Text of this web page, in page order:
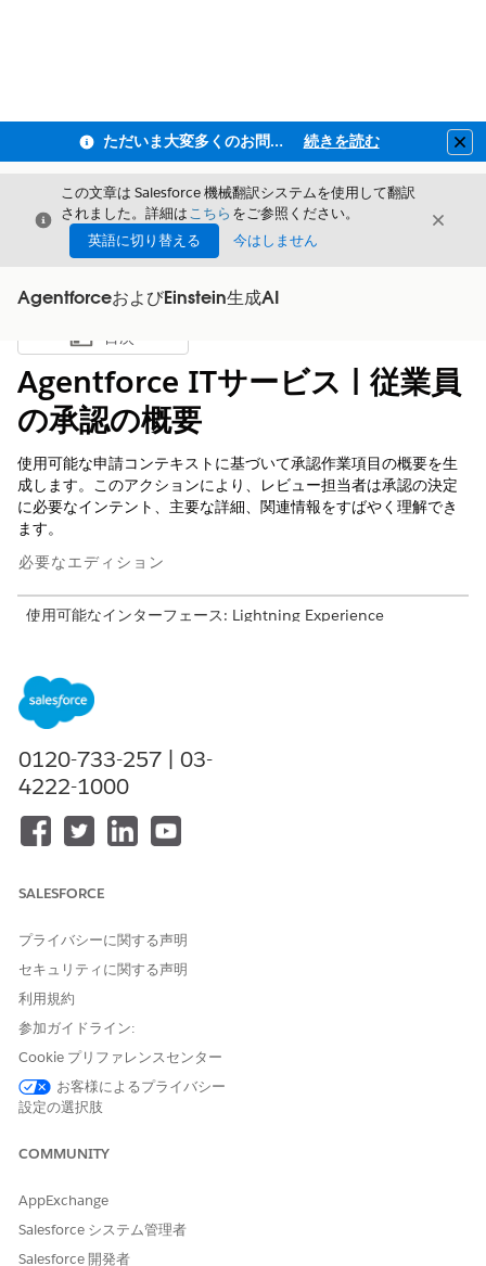
ただいま大変多くのお問い合わせをいただいており、ご連絡までにお時間を頂戴しております 続きを読む
閉じる
この文章は Salesforce 機械翻訳システムを使用して翻訳
されました。詳細はこちら をご参照ください。
英語に切り替える
今はしません
閉じる
AgentforceおよびEinstein生成AI
目次を表示
目次
Agentforce ITサービス | 従業員
の承認の概要
使用可能な申請コンテキストに基づいて承認作業項目の概要を生
成します。このアクションにより、レビュー担当者は承認の決定
に必要なインテント、主要な詳細、関連情報をすばやく理解でき
ます。
必要なエディション
使用可能なインターフェース: Lightning Experience
ライセンスが付属する
Edition。
必要なユーザー権限
「標準エージェントアクションの
参照アクション種別
参照アクション
プロンプトテンプレートが実
行されますか?
0120-733-257 | 03-
4222-1000
SALESFORCE
プライバシーに関する声明
セキュリティに関する声明
利用規約
参加ガイドライン:
Cookie プリファレンスセンター
お客様によるプライバシー
設定の選択肢
COMMUNITY
AppExchange
Salesforce システム管理者
Salesforce 開発者